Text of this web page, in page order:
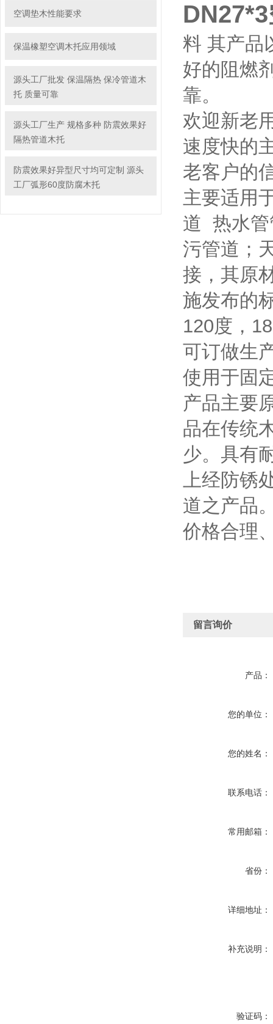
空调垫木性能要求
保温橡塑空调木托应用领域
源头工厂批发 保温隔热 保冷管道木
托 质量可靠
源头工厂生产 规格多种 防震效果好
隔热管道木托
防震效果好异型尺寸均可定制 源头
工厂弧形60度防腐木托
料 其产品
好的阻燃
靠。
欢迎新老
速度快的
老客户的
主要适用
道 热水管
污管道；
接，其原
施发布的
120度，
可订做生
使用于固
产品主要
品在传统
少。具有
上经防锈
道之产品
价格合理
留言询价
产品：
您的单位：
您的姓名：
联系电话：
常用邮箱：
省份：
详细地址：
补充说明：
验证码：